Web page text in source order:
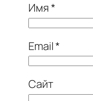
Имя*
Email*
Сайт